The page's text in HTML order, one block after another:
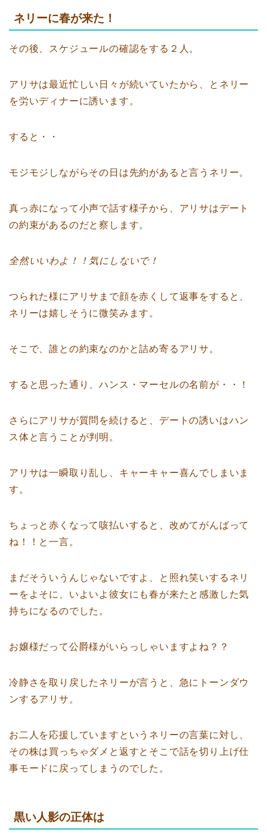
ネリーに春が来た！
その後、スケジュールの確認をする２人。
アリサは最近忙しい日々が続いていたから、とネリー
を労いディナーに誘います。
すると・・
モジモジしながらその日は先約があると言うネリー。
真っ赤になって小声で話す様子から、アリサはデート
の約束があるのだと察します。
全然いいわよ！！気にしないで！
つられた様にアリサまで顔を赤くして返事をすると、
ネリーは嬉しそうに微笑みます。
そこで、誰との約束なのかと詰め寄るアリサ。
すると思った通り、ハンス・マーセルの名前が・・！
さらにアリサが質問を続けると、デートの誘いはハン
ス体と言うことが判明。
アリサは一瞬取り乱し、キャーキャー喜んでしまいま
す。
ちょっと赤くなって咳払いすると、改めてがんばって
ね！！と一言。
まだそういうんじゃないですよ、と照れ笑いするネリ
ーをよそに、いよいよ彼女にも春が来たと感激した気
持ちになるのでした。
お嬢様だって公爵様がいらっしゃいますよね？？
冷静さを取り戻したネリーが言うと、急にトーンダウ
ンするアリサ。
お二人を応援していますというネリーの言葉に対し、
その株は買っちゃダメと返すとそこで話を切り上げ仕
事モードに戻ってしまうのでした。
黒い人影の正体は